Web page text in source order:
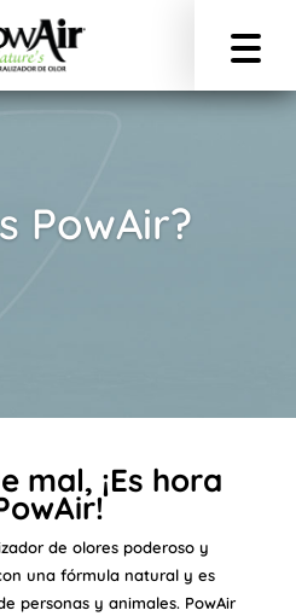
PowAir?
mal, ¡Es hora
de olores poderoso y
una fórmula natural y es
personas y animales. PowAir